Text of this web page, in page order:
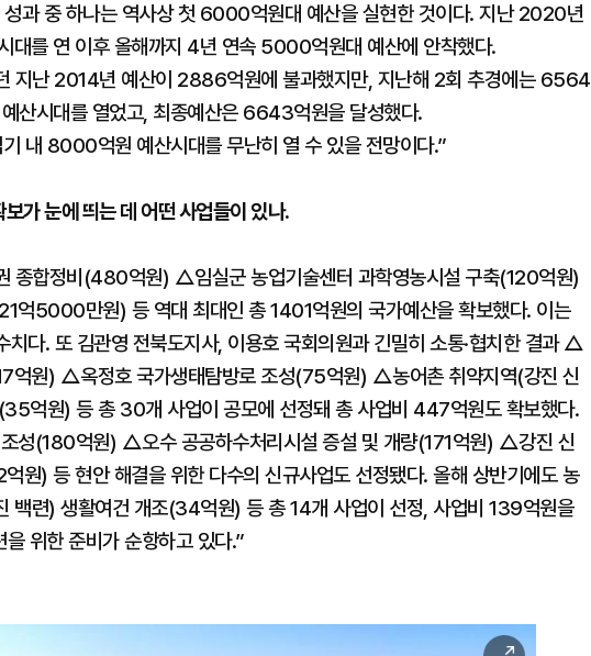
성과 중 하나는 역사상 첫 6000억원대 예산을 실현한 것이다. 지난 2020년
대를 연 이후 올해까지 4년 연속 5000억원대 예산에 안착했다.
지난 2014년 예산이 2886억원에 불과했지만, 지난해 2회 추경에는 6564
산시대를 열었고, 최종예산은 6643억원을 달성했다.
내 8000억원 예산시대를 무난히 열 수 있을 전망이다.”
가 눈에 띄는 데 어떤 사업들이 있나.
종합정비(480억원) △임실군 농업기술센터 과학영농시설 구축(120억원)
억5000만원) 등 역대 최대인 총 1401억원의 국가예산을 확보했다. 이는
다. 또 김관영 전북도지사, 이용호 국회의원과 긴밀히 소통·협치한 결과 △
억원) △옥정호 국가생태탐방로 조성(75억원) △농어촌 취약지역(강진 신
억원) 등 총 30개 사업이 공모에 선정돼 총 사업비 447억원도 확보했다.
성(180억원) △오수 공공하수처리시설 증설 및 개량(171억원) △강진 신
원) 등 현안 해결을 위한 다수의 신규사업도 선정됐다. 올해 상반기에도 농
백련) 생활여건 개조(34억원) 등 총 14개 사업이 선정, 사업비 139억원을
위한 준비가 순항하고 있다.”
이